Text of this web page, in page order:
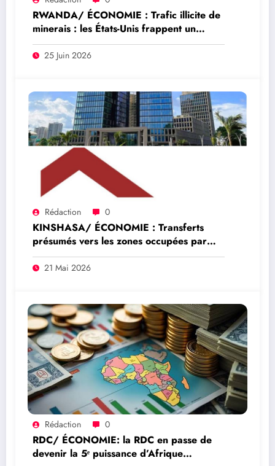
RWANDA/ ÉCONOMIE : Trafic illicite de
minerais : les États-Unis frappent un
réseau Rwandais lié à l’or de l’Est de la
RDC25 Juin 2026
Rédaction 0
KINSHASA/ ÉCONOMIE : Transferts
présumés vers les zones occupées par
l’AFC/M23 : deux conseillers du
ministère des Finances et un guichet
21 Mai 2026
Rédaction 0
RDC/ ÉCONOMIE: la RDC en passe de
devenir la 5ᵉ puissance d’Afrique